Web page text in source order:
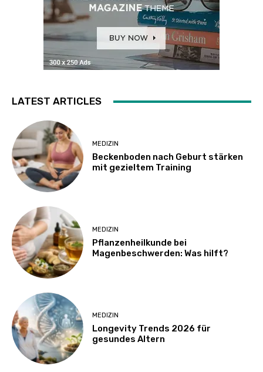
LATEST ARTICLES
MEDIZIN
Beckenboden nach Geburt stärken
mit gezieltem Training
MEDIZIN
Pflanzenheilkunde bei
Magenbeschwerden: Was hilft?
MEDIZIN
Longevity Trends 2026 für
gesundes Altern